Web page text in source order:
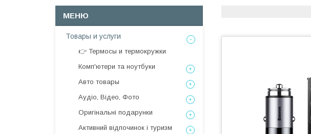
Товары и услуги
👉 Термосы и термокружки
Комп'ютери та ноутбуки
Авто товары
Аудіо, Відео, Фото
Оригінальні подарунки
Активний відпочинок і туризм